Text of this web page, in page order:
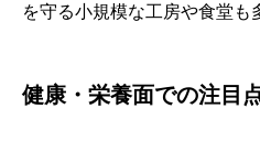
を守る小規模な工房や食堂も
健康・栄養面での注目